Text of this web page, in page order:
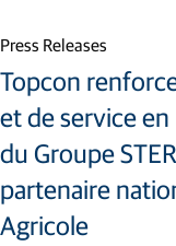
Press Releases
Topcon
et de service en
du Groupe
partenaire
Agricole